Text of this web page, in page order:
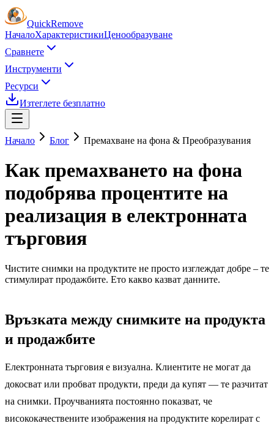
QuickRemove
НачалоХарактеристикиЦенообразуване
Сравнете
Инструменти
Ресурси
Изтеглете безплатно
Начало Блог Премахване на фона & Преобразувания
Как премахването на фона
подобрява процентите на
реализация в електронната
търговия
Чистите снимки на продуктите не просто изглеждат добре – те
стимулират продажбите. Ето какво казват данните.
Връзката между снимките на продукта
и продажбите
Електронната търговия е визуална. Клиентите не могат да
докосват или пробват продукти, преди да купят — те разчитат
на снимки. Проучванията постоянно показват, че
висококачествените изображения на продуктите корелират с